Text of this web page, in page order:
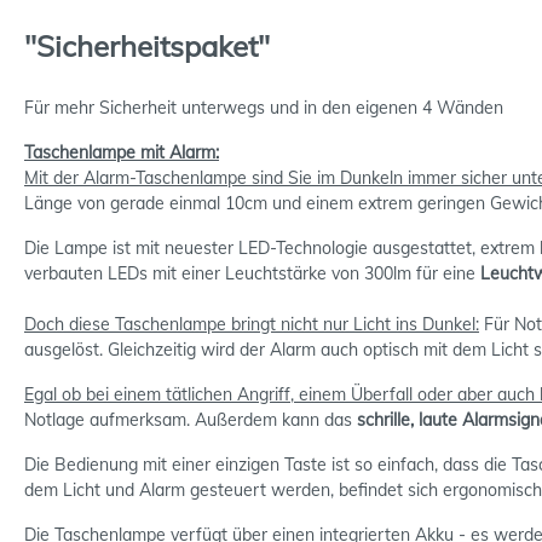
"Sicherheitspaket"
Für mehr Sicherheit unterwegs und in den eigenen 4 Wänden
Taschenlampe mit Alarm:
Mit der Alarm-Taschenlampe sind Sie im Dunkeln immer sicher
Länge von gerade einmal 10cm und einem extrem geringen
Die Lampe ist mit neuester LED-Technologie ausgestattet,
verbauten LEDs mit einer Leuchtstärke von 300lm für eine
Doch diese Taschenlampe bringt nicht nur Licht ins Dunkel: Für
ausgelöst. Gleichzeitig wird der Alarm auch optisch mit dem Licht
Egal ob bei einem tätlichen Angriff, einem Überfall oder aber
Notlage aufmerksam. Außerdem kann das schrille, laute
Die Bedienung mit einer einzigen Taste ist so einfach, dass die
dem Licht und Alarm gesteuert werden, befindet sich
Die Taschenlampe verfügt über einen integrierten Akku - es